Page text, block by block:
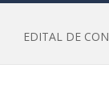
EDITAL DE